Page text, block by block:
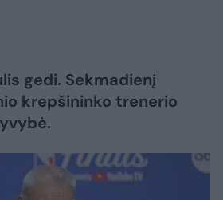
gedi. Sekmadienį
krepšininko trenerio